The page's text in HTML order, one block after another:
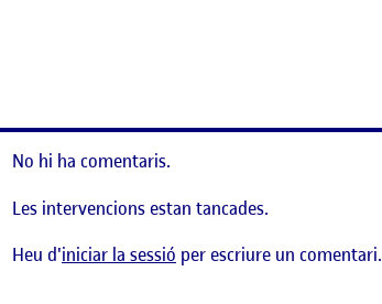
No hi ha comentaris.
Les intervencions estan tancades.
Heu d'iniciar la sessió per escriure un comentari.